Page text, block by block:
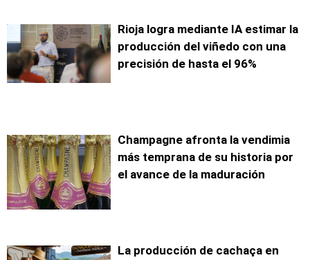
Rioja logra mediante IA estimar la
producción del viñedo con una
precisión de hasta el 96%
Champagne afronta la vendimia
más temprana de su historia por
el avance de la maduración
La producción de cachaça en